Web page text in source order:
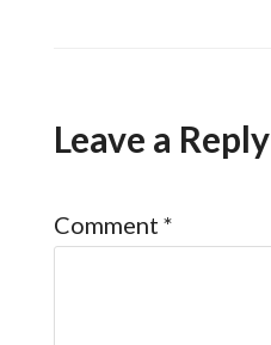
Leave a Reply
Comment *